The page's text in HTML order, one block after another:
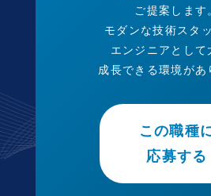
ご提案します
モダンな技術スタ
エンジニアとして
成長できる環境があ
この職種
応募する